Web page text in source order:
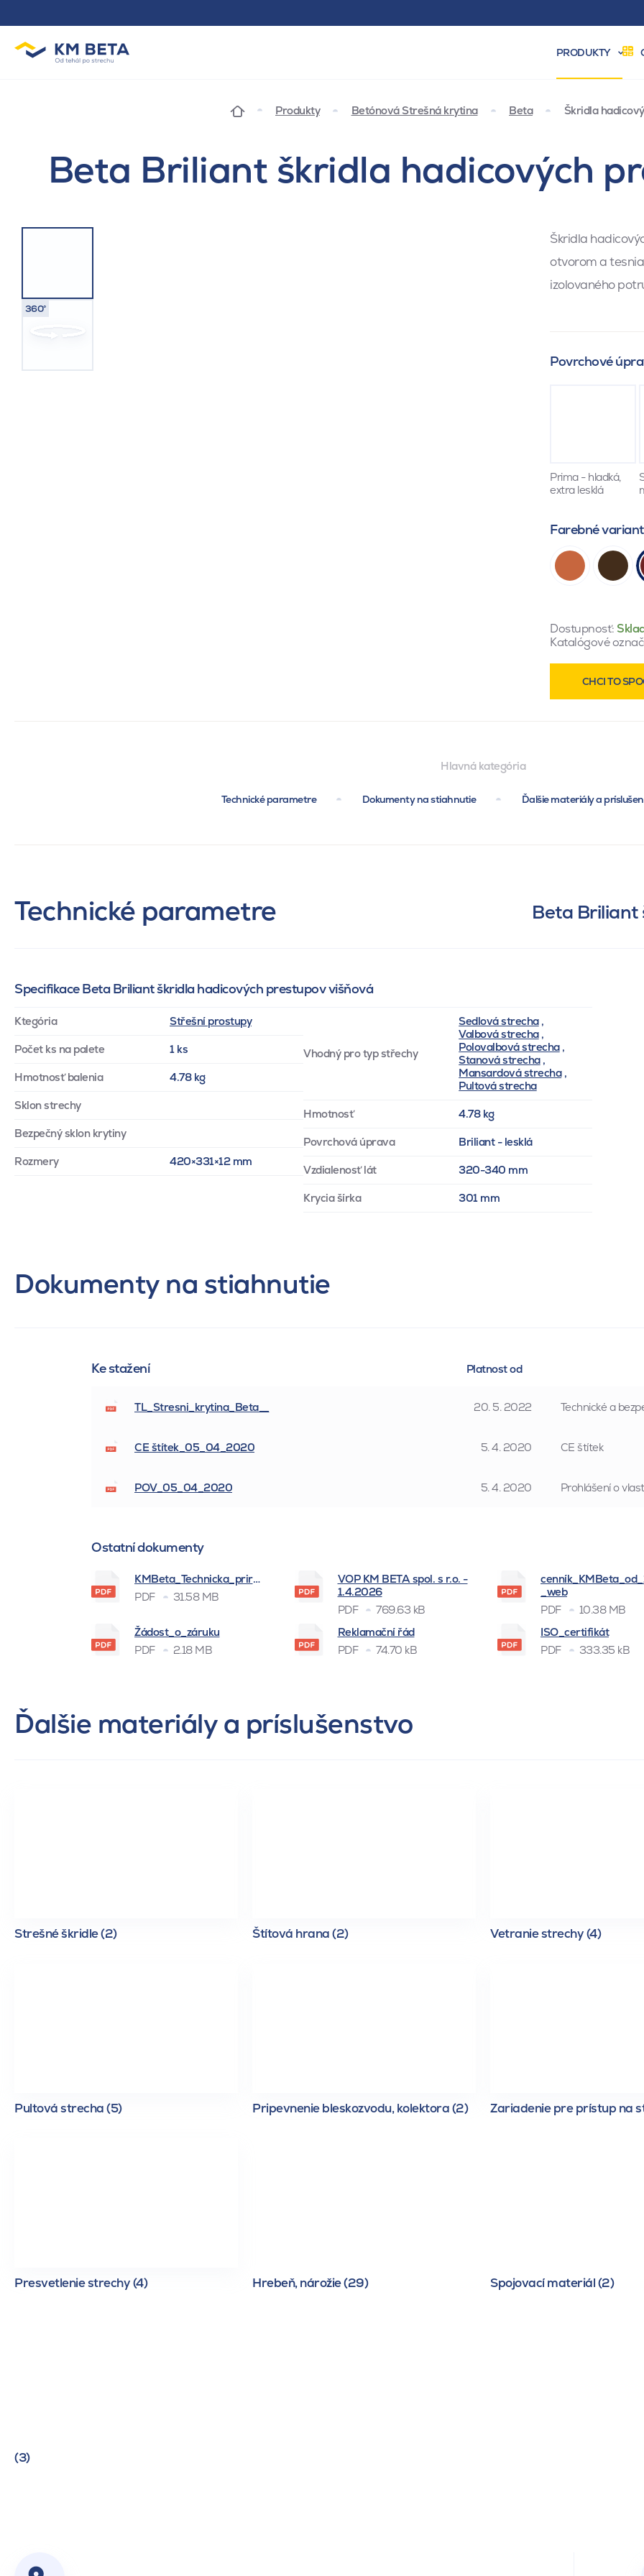
PRODUKTY
Produkty Betónová Strešná krytina Beta Škridla
Beta Briliant škridla hadicových
360°
Škridla
otvorom a
izolovaného
Povrchové
Prima - hladká,
extra lesklá
Farebné
Dostupnosť:
Katalógové
CHCI TO
Hlavná kategória
Technické parametre Dokumenty na stiahnutie Ďalšie materiály a
Technické parametre Beta Briliant
Specifikace Beta Briliant škridla hadicových prestupov višňová
Ktegória Střešní prostupy
Počet ks na palete 1 ks
Hmotnosť balenia 4.78 kg
Sklon strechy
Bezpečný sklon krytiny
Rozmery 420×331×12 mm
Vhodný pro typ střechy
Sedlová strecha,
Valbová strecha,
Polovalbová strecha,
Stanová strecha,
Mansardová strecha,
Pultová strecha
Hmotnosť 4.78 kg
Povrchová úprava Briliant - lesklá
Vzdialenosť lát 320-340 mm
Krycia šírka 301 mm
Dokumenty na stiahnutie
Ke stažení
TL_Stresni_krytina_Beta__
Platnost od
20. 5. 2022 Technické a
CE štítek_05_04_2020 5. 4. 2020 CE štítek
POV_05_04_2020 5. 4. 2020 Prohlášení o
Ostatní dokumenty
KMBeta_Technicka_prirucka_BSK_
PDF
31.58 MB
VOP KM BETA spol. s r.o. -
1.4.2026
PDF
769.63 kB
_web
PDF
10.38 MB
Žádost_o_záruku
PDF
2.18 MB
Reklamační řád
PDF
74.70 kB
ISO_certifikát
PDF
333.35 kB
Ďalšie materiály a príslušenstvo
Strešné škridle (2) Štítová hrana (2) Vetranie strechy (4)
Pultová strecha (5) Pripevnenie bleskozvodu, kolektora (2) Zariadenie pre prístup na
Presvetlenie strechy (4) Hrebeň, nárožie (29) Spojovací materiál (2)
(3)